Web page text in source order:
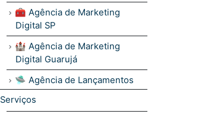
🧰 Agência de Marketing
Digital SP
🏰 Agência de Marketing
Digital Guarujá
🛸 Agência de Lançamentos
Serviços